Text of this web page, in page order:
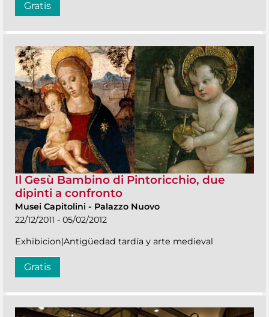
Gratis
Il Gesù Bambino di Pintoricchio, due
dipinti a confronto
Musei Capitolini - Palazzo Nuovo
22/12/2011 - 05/02/2012
Exhibicion|Antigüedad tardía y arte medieval
Gratis